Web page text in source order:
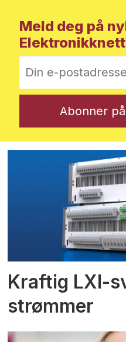
Meld deg på
Elektronikknett
Kraftig LXI-
strømmer